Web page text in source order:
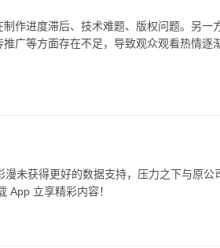
作进度滞后、技术难题、版权问题。另一
广等方面存在不足，导致观众观看热情逐
未获得更好的数据支持，压力之下与原公
App 立享精彩内容！